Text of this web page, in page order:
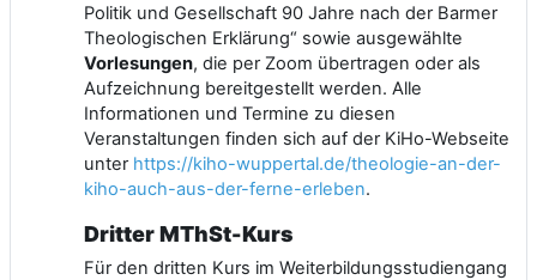
Politik und Gesellschaft 90 Jahre nach der Barmer
Theologischen Erklärung“ sowie ausgewählte
Vorlesungen, die per Zoom übertragen oder als
Aufzeichnung bereitgestellt werden. Alle
Informationen und Termine zu diesen
Veranstaltungen finden sich auf der KiHo-Webseite
unter https://kiho-wuppertal.de/theologie-an-der-
kiho-auch-aus-der-ferne-erleben.
Dritter MThSt-Kurs
Für den dritten Kurs im Weiterbildungsstudiengang